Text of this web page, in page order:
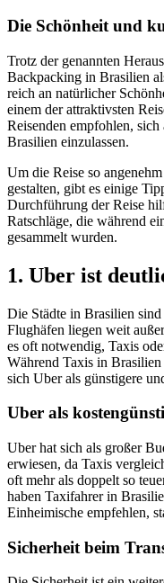
Die Schönheit und
Trotz der genannten
Backpacking in Brasilien
reich an natürlicher
einem der attraktivsten
Reisenden empfohlen,
Brasilien einzulassen.
Um die Reise so
gestalten, gibt es einige
Durchführung der Reise
Ratschläge, die während
gesammelt wurden.
1. Uber ist
Die Städte in Brasilien
Flughäfen liegen weit
es oft notwendig, Taxis
Während Taxis in
sich Uber als günstigere
Uber als
Uber hat sich als großer
erwiesen, da Taxis
oft mehr als doppelt so
haben Taxifahrer in
Einheimische empfehlen,
Sicherheit beim